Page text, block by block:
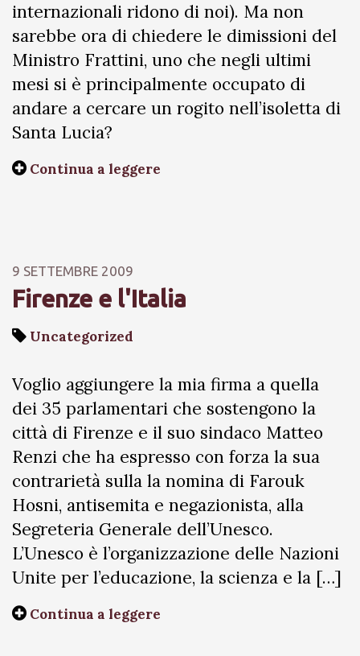
internazionali ridono di noi). Ma non
sarebbe ora di chiedere le dimissioni del
Ministro Frattini, uno che negli ultimi
mesi si è principalmente occupato di
andare a cercare un rogito nell’isoletta di
Santa Lucia?
Continua a leggere
9 SETTEMBRE 2009
Firenze e l'Italia
Uncategorized
Voglio aggiungere la mia firma a quella
dei 35 parlamentari che sostengono la
città di Firenze e il suo sindaco Matteo
Renzi che ha espresso con forza la sua
contrarietà sulla la nomina di Farouk
Hosni, antisemita e negazionista, alla
Segreteria Generale dell’Unesco.
L’Unesco è l’organizzazione delle Nazioni
Unite per l’educazione, la scienza e la […]
Continua a leggere